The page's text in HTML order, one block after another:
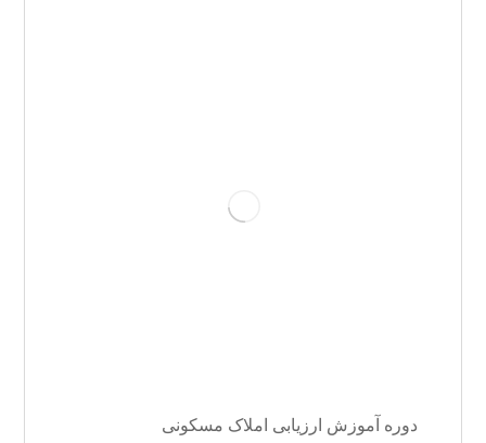
دوره آموزش ارزیابی املاک مسکونی